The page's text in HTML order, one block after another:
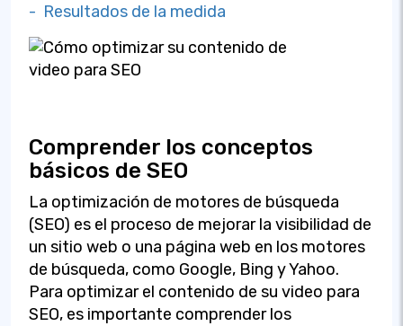
- Resultados de la medida
Comprender los conceptos
básicos de SEO
La optimización de motores de búsqueda
(SEO) es el proceso de mejorar la visibilidad de
un sitio web o una página web en los motores
de búsqueda, como Google, Bing y Yahoo.
Para optimizar el contenido de su video para
SEO, es importante comprender los